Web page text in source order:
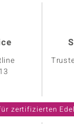
zertifizierten